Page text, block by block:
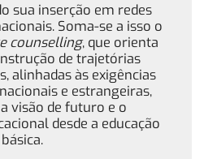
sua inserção em redes
Soma-se a isso o
counselling, que orienta
de trajetórias
alinhadas às exigências
e estrangeiras,
visão de futuro e o
desde a educação
básica.